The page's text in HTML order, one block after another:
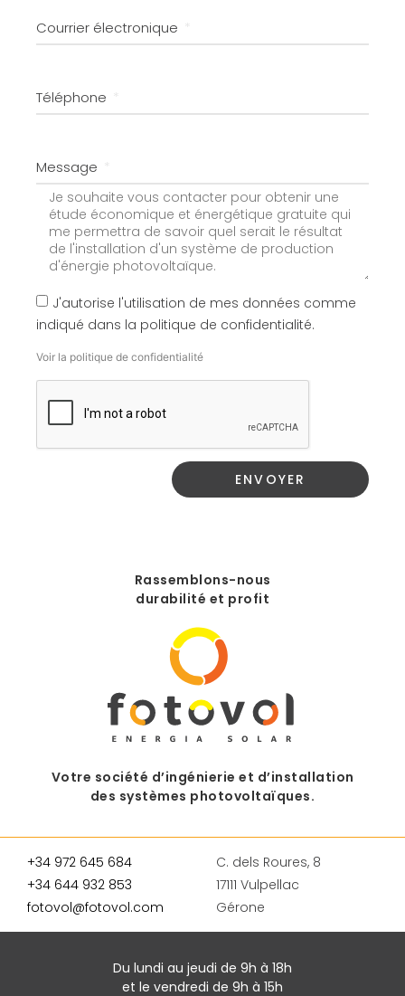
Courrier électronique
Téléphone
Message
J'autorise l'utilisation de mes données comme
indiqué dans la politique de confidentialité.
Voir la politique de confidentialité
ENVOYER
Rassemblons-nous
durabilité et profit
Votre société d’ingénierie et d’installation
des systèmes photovoltaïques.
+34 972 645 684
+34 644 932 853
fotovol@fotovol.com
C. dels Roures, 8
17111 Vulpellac
Gérone
Du lundi au jeudi de 9h à 18h
et le vendredi de 9h à 15h